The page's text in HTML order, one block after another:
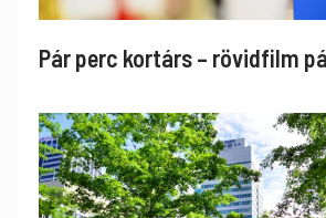
Pár perc kortárs – rövidfilm